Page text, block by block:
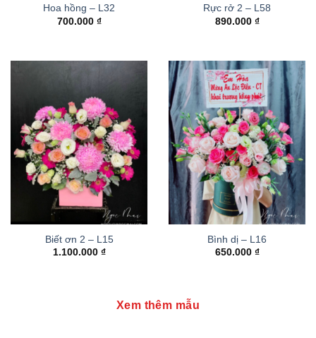
Hoa hồng – L32
700.000 ₫
Rực rở 2 – L58
890.000 ₫
Biết ơn 2 – L15
1.100.000 ₫
Bình dị – L16
650.000 ₫
Xem thêm mẫu